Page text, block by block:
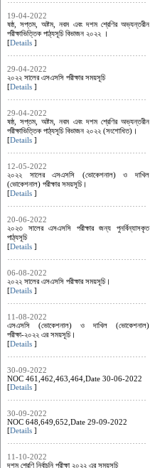
19-04-2022
ষষ্ঠ, সপ্তম, অষ্টম, নবম এবং দশম শ্রেণির অভ্যন্তরীন
পরীক্ষাভিত্তিক পাঠ্যসূচি বিভাজন ২০২২ ।
[Details ]
29-04-2022
২০২২ সালের এসএসসি পরীক্ষার সময়সূচি
[Details ]
29-04-2022
ষষ্ঠ, সপ্তম, অষ্টম, নবম এবং দশম শ্রেণির অভ্যন্তরীন
পরীক্ষাভিত্তিক পাঠ্যসূচি বিভাজন ২০২২ (সংশোধিত)।
[Details ]
12-05-2022
২০২২ সালের এসএসসি (ভোকেশনাল) ও দাখিল
(ভোকেশনাল) পরীক্ষার সময়সূচি।
[Details ]
20-06-2022
২০২৩ সালের এসএসসি পরীক্ষার জন্য পুনর্বিন্যাসকৃত
পাঠ্যসূচি
[Details ]
06-08-2022
২০২২ সালের এসএসসি পরীক্ষার সময়সূচি।
[Details ]
11-08-2022
এসএসসি (ভোকেশনাল) ও দাখিল (ভোকেশনাল)
পরীক্ষা-২০২২ এর সময়সূচি।
[Details ]
30-09-2022
NOC 461,462,463,464,Date 30-06-2022
[Details ]
30-09-2022
NOC 648,649,652,Date 29-09-2022
[Details ]
11-10-2022
দশম শ্রেণি নির্বাচনি পরীক্ষা ২০২২ এর সময়সূচি